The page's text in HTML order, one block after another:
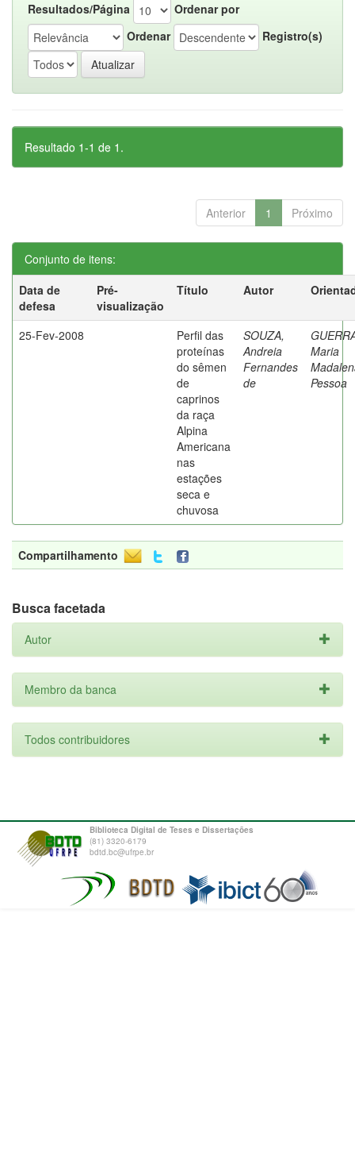
Resultados/Página
Ordenar por
Ordenar
Registro(s)
Resultado 1-1 de 1.
Anterior 1 Próximo
Conjunto de itens:
Data de
defesa
Pré-
visualização
Título Autor
25-Fev-2008
Perfil das
proteínas
do sêmen
de
caprinos
da raça
Alpina
Americana
nas
estações
seca e
chuvosa
SOUZA,
Andreia
Fernandes
de
Maria
Pessoa
Compartilhamento
Busca facetada
Autor
Membro da banca
Todos contribuidores
Biblioteca Digital de Teses e Dissertações
(81) 3320-6179
bdtd.bc@ufrpe.br